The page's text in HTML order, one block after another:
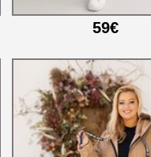
59€